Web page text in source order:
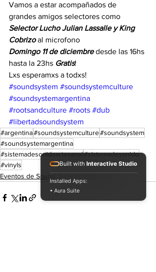
Vamos a estar acompañados de
grandes amigos selectores como
Selector Lucho Julian Lassalle y King
Cobrizo al microfono
Domingo 11 de diciembre desde las 16hs
hasta la 23hs Gratis!
Lxs esperamxs a todxs!
#soundsystem #soundsystemculture
#soundsystemargentina
#rootsandculture #roots #dub
#libertadsoundsystem
#argentina#soundsystemculture#soundsystem
#soundsystemargentina
#sistemadesonidoartesanal#sistemadesonido
#vinyls
Eventos de Sound System. Argentina
Built with Interactive Studio
Installed Apps:
• Aura Suite